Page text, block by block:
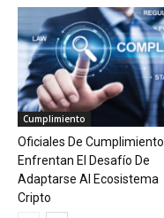
Cumplimiento
Oficiales De Cumplimiento
Enfrentan El Desafío De
Adaptarse Al Ecosistema
Cripto